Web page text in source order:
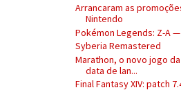
Arrancaram as
Nintendo
Pokémon Legends: Z-A
Syberia Remastered
Marathon, o novo jogo
data de lan...
Final Fantasy XIV: patch